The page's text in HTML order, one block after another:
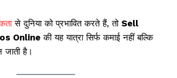
से दुनिया को प्रभावित करते हैं, तो Sell
Online की यह यात्रा सिर्फ कमाई नहीं बल्कि
जाती है।